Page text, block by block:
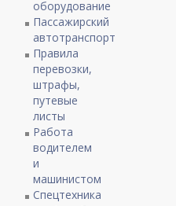
оборудование
Пассажирский
автотранспорт
Правила
перевозки,
штрафы,
путевые
листы
Работа
водителем
и
машинистом
Спецтехника